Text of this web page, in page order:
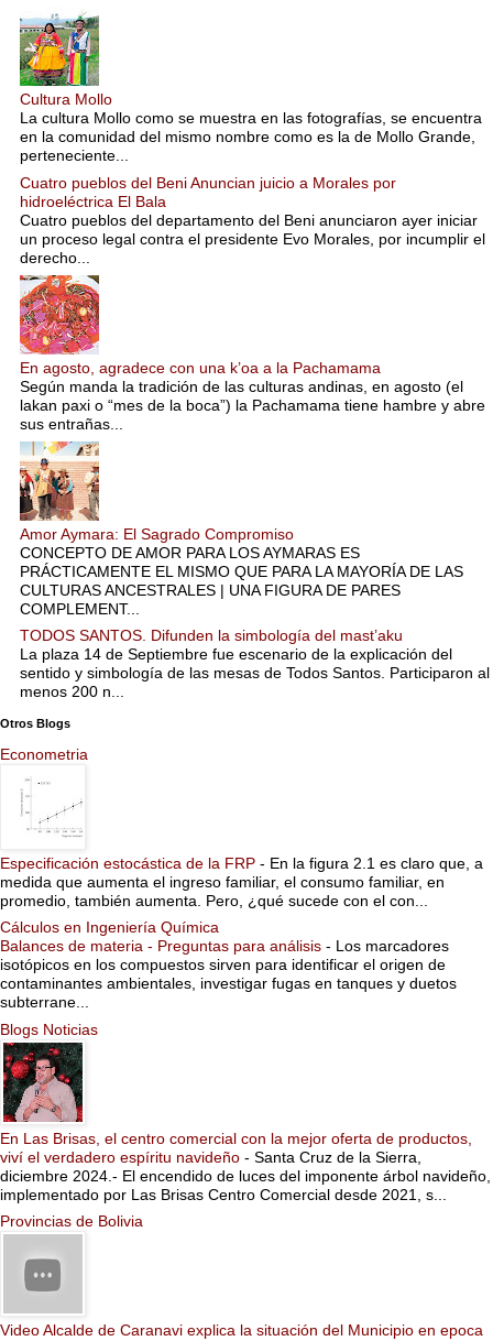
Cultura Mollo
La cultura Mollo como se muestra en las fotografías, se encuentra
en la comunidad del mismo nombre como es la de Mollo Grande,
perteneciente...
Cuatro pueblos del Beni Anuncian juicio a Morales por
hidroeléctrica El Bala
Cuatro pueblos del departamento del Beni anunciaron ayer iniciar
un proceso legal contra el presidente Evo Morales, por incumplir el
derecho...
En agosto, agradece con una k’oa a la Pachamama
Según manda la tradición de las culturas andinas, en agosto (el
lakan paxi o “mes de la boca”) la Pachamama tiene hambre y abre
sus entrañas...
Amor Aymara: El Sagrado Compromiso
CONCEPTO DE AMOR PARA LOS AYMARAS ES
PRÁCTICAMENTE EL MISMO QUE PARA LA MAYORÍA DE LAS
CULTURAS ANCESTRALES | UNA FIGURA DE PARES
COMPLEMENT...
TODOS SANTOS. Difunden la simbología del mast’aku
La plaza 14 de Septiembre fue escenario de la explicación del
sentido y simbología de las mesas de Todos Santos. Participaron al
menos 200 n...
Otros Blogs
Econometria
Especificación estocástica de la FRP - En la figura 2.1 es claro que, a
medida que aumenta el ingreso familiar, el consumo familiar, en
promedio, también aumenta. Pero, ¿qué sucede con el con...
Cálculos en Ingeniería Química
Balances de materia - Preguntas para análisis - Los marcadores
isotópicos en los compuestos sirven para identificar el origen de
contaminantes ambientales, investigar fugas en tanques y duetos
subterrane...
Blogs Noticias
En Las Brisas, el centro comercial con la mejor oferta de productos,
viví el verdadero espíritu navideño - Santa Cruz de la Sierra,
diciembre 2024.- El encendido de luces del imponente árbol navideño,
implementado por Las Brisas Centro Comercial desde 2021, s...
Provincias de Bolivia
Video Alcalde de Caranavi explica la situación del Municipio en epoca